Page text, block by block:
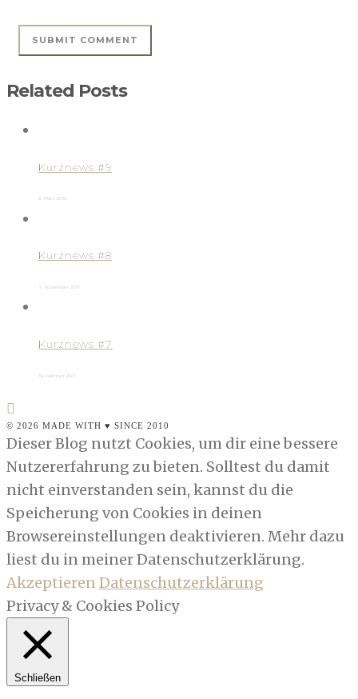
Related Posts
Kurznews #9
6. März 2012
Kurznews #8
7. November 2011
Kurznews #7
19. Oktober 2011
© 2026 MADE WITH ♥ SINCE 2010
Dieser Blog nutzt Cookies, um dir eine bessere
Nutzererfahrung zu bieten. Solltest du damit
nicht einverstanden sein, kannst du die
Speicherung von Cookies in deinen
Browsereinstellungen deaktivieren. Mehr dazu
liest du in meiner Datenschutzerklärung.
AkzeptierenDatenschutzerklärung
Privacy & Cookies Policy
Schließen